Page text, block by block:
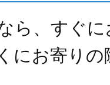
ら、すぐ
にお寄り